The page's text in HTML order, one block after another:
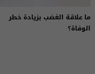
ما علاقة الغضب بزيادة خطر
الوفاة؟